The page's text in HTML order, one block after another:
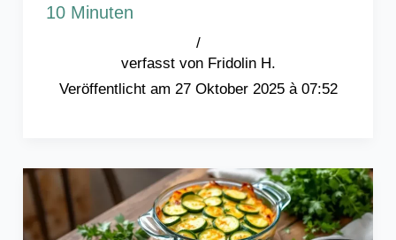
10 Minuten
Fridolin H.
/
27 Oktober 2025 à 07:52